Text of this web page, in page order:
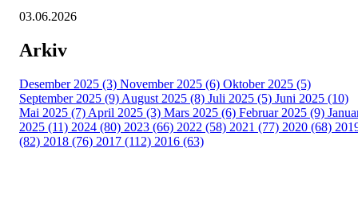
03.06.2026
Arkiv
Desember 2025 (3) November 2025 (6) Oktober 2025 (5)
September 2025 (9) August 2025 (8) Juli 2025 (5) Juni 2025 (10)
Mai 2025 (7) April 2025 (3) Mars 2025 (6) Februar 2025 (9)
2025 (11) 2024 (80) 2023 (66) 2022 (58) 2021 (77) 2020 (68)
(82) 2018 (76) 2017 (112) 2016 (63)